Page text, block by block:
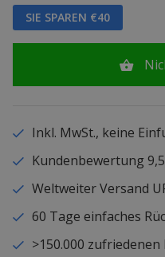
SIE SPAREN €40
Inkl. MwSt., keine
Kundenbewertung
Weltweiter Versand
60 Tage einfaches
>150.000